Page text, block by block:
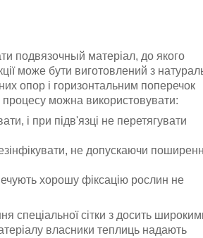
подвязочный матеріал, до якого
може бути виготовлений з
опор і горизонтальним поперечок
можна використовувати:
і при підв'язці не перетягувати
не допускаючи
хорошу фіксацію рослин не
спеціальної сітки з досить
власники теплиць надають